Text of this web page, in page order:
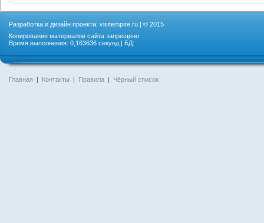
Разработка и дизайн проекта: visitempire.ru | © 2015
Копирование материалов сайта запрещено
Время выполнения: 0,163636 секунд | БД:
Главная | Контакты | Правила | Чёрный список